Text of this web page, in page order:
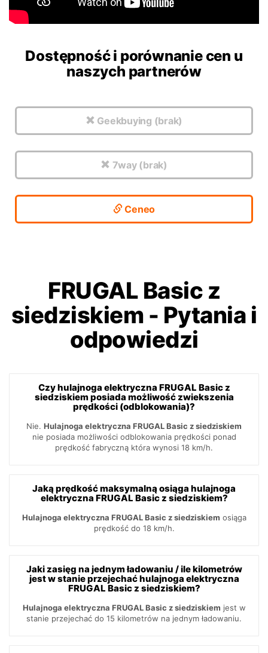
Dostępność i porównanie cen u
naszych partnerów
Geekbuying (brak)
7way (brak)
Ceneo
FRUGAL Basic z
siedziskiem - Pytania i
odpowiedzi
Czy hulajnoga elektryczna FRUGAL Basic z
siedziskiem posiada możliwość zwiekszenia
prędkości (odblokowania)?
Nie. Hulajnoga elektryczna FRUGAL Basic z siedziskiem
nie posiada możliwości odblokowania prędkości ponad
prędkość fabryczną która wynosi 18 km/h.
Jaką prędkość maksymalną osiąga hulajnoga
elektryczna FRUGAL Basic z siedziskiem?
Hulajnoga elektryczna FRUGAL Basic z siedziskiem osiąga
prędkość do 18 km/h.
Jaki zasięg na jednym ładowaniu / ile kilometrów
jest w stanie przejechać hulajnoga elektryczna
FRUGAL Basic z siedziskiem?
Hulajnoga elektryczna FRUGAL Basic z siedziskiem jest w
stanie przejechać do 15 kilometrów na jednym ładowaniu.